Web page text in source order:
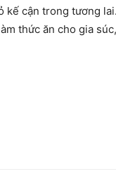
kế cận trong tương
thức ăn cho gia